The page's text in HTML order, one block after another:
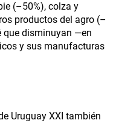
(–50%), colza y
productos del agro (–
que disminuyan —en
y sus manufacturas
Uruguay XXI también